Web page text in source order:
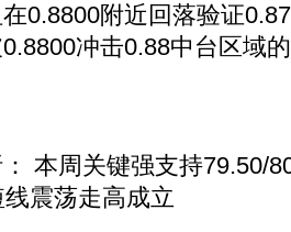
附近回落验证0.87
冲击0.88中台区域
周关键强支持79.50/
震荡走高成立